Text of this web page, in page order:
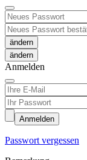
ändern
Anmelden
Anmelden
Passwort vergessen